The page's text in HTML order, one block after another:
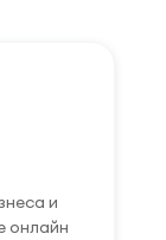
и
онлайн